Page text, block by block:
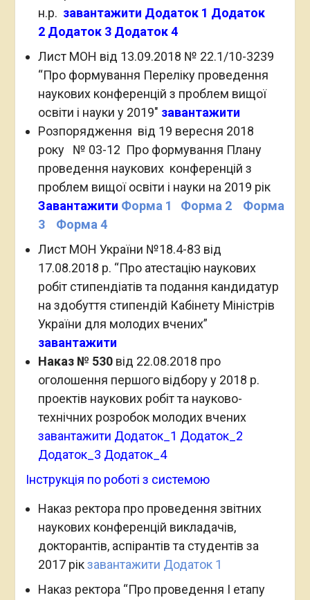
н.р. завантажити Додаток 1 Додаток
2 Додаток 3 Додаток 4
Лист МОН від 13.09.2018 № 22.1/10-3239
“Про формування Переліку проведення
наукових конференцій з проблем вищої
освіти і науки у 2019″ завантажити
Розпорядження від 19 вересня 2018
року № 03-12 Про формування Плану
проведення наукових конференцій з
проблем вищої освіти і науки на 2019 рік
Завантажити Форма 1 Форма 2
Форма
3 Форма 4
Лист МОН України №18.4-83 від
17.08.2018 р. “Про атестацію наукових
робіт стипендіатів та подання кандидатур
на здобуття стипендій Кабінету Міністрів
України для молодих вчених”
завантажити
Наказ № 530від 22.08.2018 про
оголошення першого відбору у 2018 р.
проектів наукових робіт та науково-
технічних розробок молодих вчених
завантажити Додаток_1 Додаток_2
Додаток_3 Додаток_4
Інструкція по роботі з системою
Наказ ректора про проведення звітних
наукових конференцій викладачів,
докторантів, аспірантів та студентів за
2017 рікзавантажити Додаток 1
Наказ ректора “Про проведення І етапу